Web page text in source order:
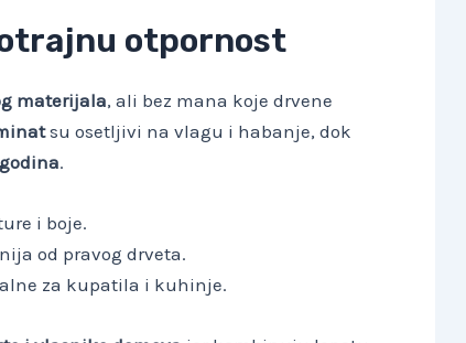
otpornost
materijala, ali bez mana koje drvene
su osetljivi na vlagu i habanje, dok
.
i boje.
od pravog drveta.
za kupatila i kuhinje.